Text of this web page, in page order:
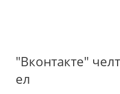
"Вконтакте"
ел